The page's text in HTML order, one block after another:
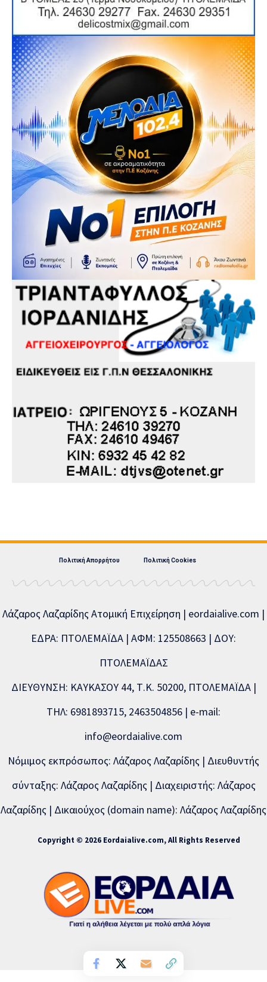
Πολιτική Απορρήτου Πολιτική Cookies
Λάζαρος Λαζαρίδης Ατομική Επιχείρηση | eordaialive.com |
ΕΔΡΑ: ΠΤΟΛΕΜΑΪΔΑ | ΑΦΜ: 125508663 | ΔΟΥ:
ΠΤΟΛΕΜΑΪΔΑΣ
ΔΙΕΥΘΥΝΣΗ: ΚΑΥΚΑΣΟΥ 44, Τ.Κ. 50200, ΠΤΟΛΕΜΑΪΔΑ |
ΤΗΛ: 6981893715, 2463504856 | e-mail:
info@eordaialive.com
Νόμιμος εκπρόσωπος: Λάζαρος Λαζαρίδης | Διευθυντής
σύνταξης: Λάζαρος Λαζαρίδης | Διαχειριστής: Λάζαρος
Λαζαρίδης | Δικαιούχος (domain name): Λάζαρος Λαζαρίδης
Copyright © 2026 Eordaialive.com, All Rights Reserved